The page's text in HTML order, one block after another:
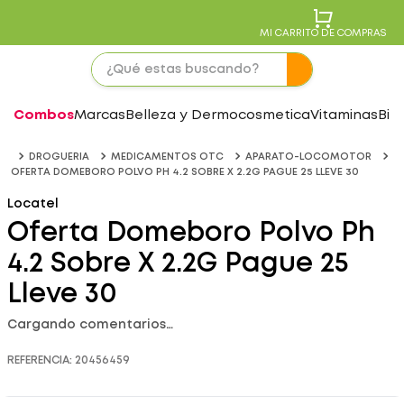
MI CARRITO DE COMPRAS
CombosMarcas Belleza y DermocosmeticaVitaminas
DROGUERIA MEDICAMENTOS OTC
APARATO-LOCOMOTOR
OFERTA DOMEBORO POLVO PH 4.2 SOBRE X 2.2G PAGUE 25 LLEVE 30
Locatel
Oferta Domeboro Polvo Ph
4.2 Sobre X 2.2G Pague 25
Lleve 30
Cargando comentarios…
REFERENCIA: 20456459